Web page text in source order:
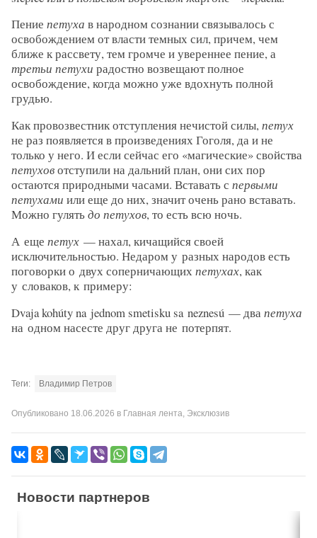
Пениепетуха в народном сознании связывалось с
освобождением от власти темных сил, причем, чем
ближе к рассвету, тем громче и увереннее пение, а
третьи петухи радостно возвещают полное
освобождение, когда можно уже вдохнуть полной
грудью.
Как провозвестник отступления нечистой силы,петух
не раз появляется в произведениях Гоголя, да и не
только у него. И если сейчас его «магические» свойства
петуховотступили на дальний план, они сих пор
остаются природными часами. Вставать спервыми
петухами или еще до них, значит очень рано вставать.
Можно гулятьдо петухов, то есть всю ночь.
А еще петух— нахал, кичащийся своей
исключительностью. Недаром у разных народов есть
поговорки о двух соперничающихпетухах, как
у словаков, к примеру:
Dvaja kohúty na jednom smetisku sa neznesú — двапетуха
на одном насесте друг друга не потерпят.
Теги: Владимир Петров
Опубликовано 18.06.2026 в Главная лента, Эксклюзив
Новости партнеров